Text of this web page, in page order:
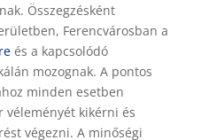
Összegzésként
Ferencvárosban a
és a kapcsolódó
mozognak. A pontos
minden esetben
véleményét kikérni és
végezni. A minőségi